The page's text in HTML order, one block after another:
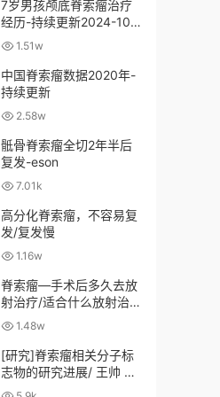
7岁男孩颅底脊索瘤治疗
经历-持续更新2024-10-
29 1.51w
中国脊索瘤数据2020年-
持续更新
2.58w
骶骨脊索瘤全切2年半后
复发-eson
7.01k
高分化脊索瘤，不容易复
发/复发慢
1.16w
脊索瘤—手术后多久去放
射治疗/适合什么放射治
疗？放射治疗多少钱？
1.48w
[研究]脊索瘤相关分子标
志物的研究进展/ 王帅 张
亚卓2017